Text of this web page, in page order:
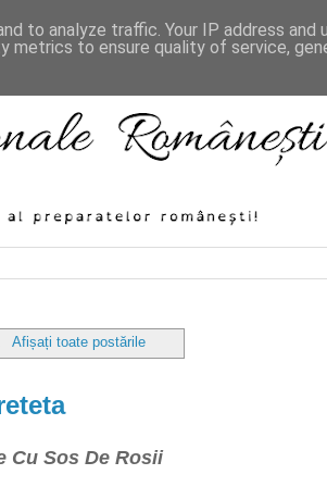
Afișați toate postările
Cu Sos De Rosii
to analyze traffic. Your IP address and
metrics to ensure quality of service,